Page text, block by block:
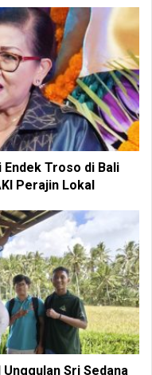
Troso di Bali
Perajin Lokal
Sri Sedana